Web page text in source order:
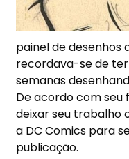
painel de desenhos
recordava-se de
semanas
De acordo com
deixar seu trabalho
a DC Comics para
publicação.